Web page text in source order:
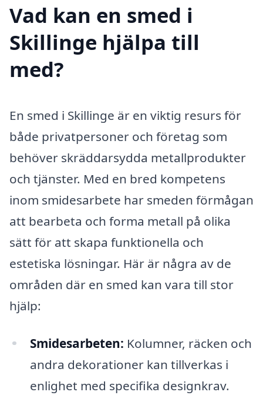
Vad kan en smed i
Skillinge hjälpa till
med?
En smed i Skillinge är en viktig resurs för
både privatpersoner och företag som
behöver skräddarsydda metallprodukter
och tjänster. Med en bred kompetens
inom smidesarbete har smeden förmågan
att bearbeta och forma metall på olika
sätt för att skapa funktionella och
estetiska lösningar. Här är några av de
områden där en smed kan vara till stor
hjälp:
Smidesarbeten: Kolumner, räcken och
andra dekorationer kan tillverkas i
enlighet med specifika designkrav.